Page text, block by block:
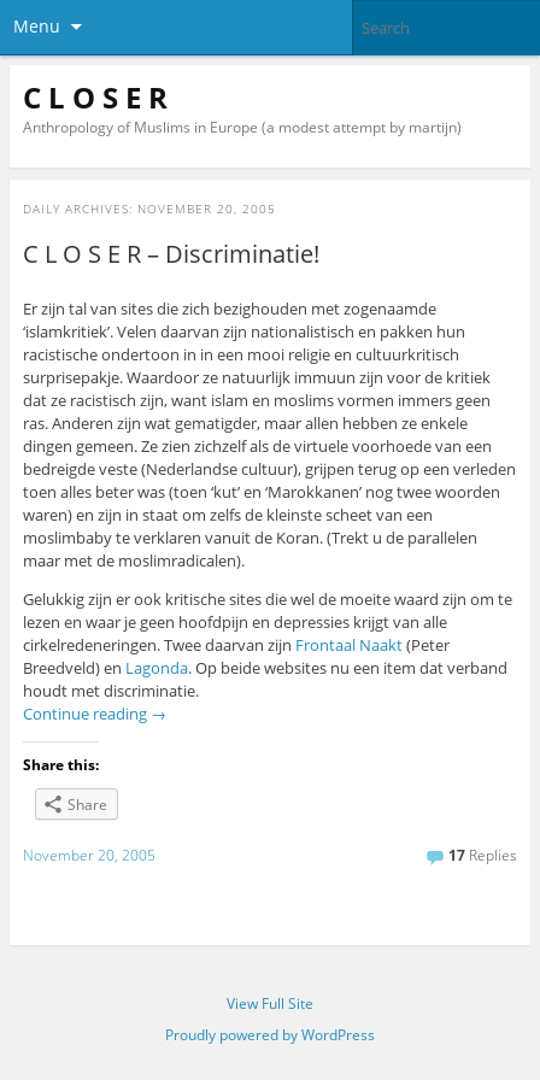
Menu
C L O S E R
Anthropology of Muslims in Europe (a modest attempt by martijn)
DAILY ARCHIVES: NOVEMBER 20, 2005
C L O S E R – Discriminatie!
Er zijn tal van sites die zich bezighouden met zogenaamde
‘islamkritiek’. Velen daarvan zijn nationalistisch en pakken hun
racistische ondertoon in in een mooi religie en cultuurkritisch
surprisepakje. Waardoor ze natuurlijk immuun zijn voor de kritiek
dat ze racistisch zijn, want islam en moslims vormen immers geen
ras. Anderen zijn wat gematigder, maar allen hebben ze enkele
dingen gemeen. Ze zien zichzelf als de virtuele voorhoede van een
bedreigde veste (Nederlandse cultuur), grijpen terug op een verleden
toen alles beter was (toen ‘kut’ en ‘Marokkanen’ nog twee woorden
waren) en zijn in staat om zelfs de kleinste scheet van een
moslimbaby te verklaren vanuit de Koran. (Trekt u de parallelen
maar met de moslimradicalen).
Gelukkig zijn er ook kritische sites die wel de moeite waard zijn om te
lezen en waar je geen hoofdpijn en depressies krijgt van alle
cirkelredeneringen. Twee daarvan zijn Frontaal Naakt(Peter
Breedveld) en Lagonda. Op beide websites nu een item dat verband
houdt met discriminatie.
Continue reading →
Share this:
Share
November 20, 2005 17 Replies
View Full Site
Proudly powered by WordPress